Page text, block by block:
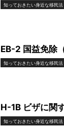
知っておきたい身近な移民法
EB-2 国益免除
知っておきたい身近な移民法
H-1B ビザに関
知っておきたい身近な移民法